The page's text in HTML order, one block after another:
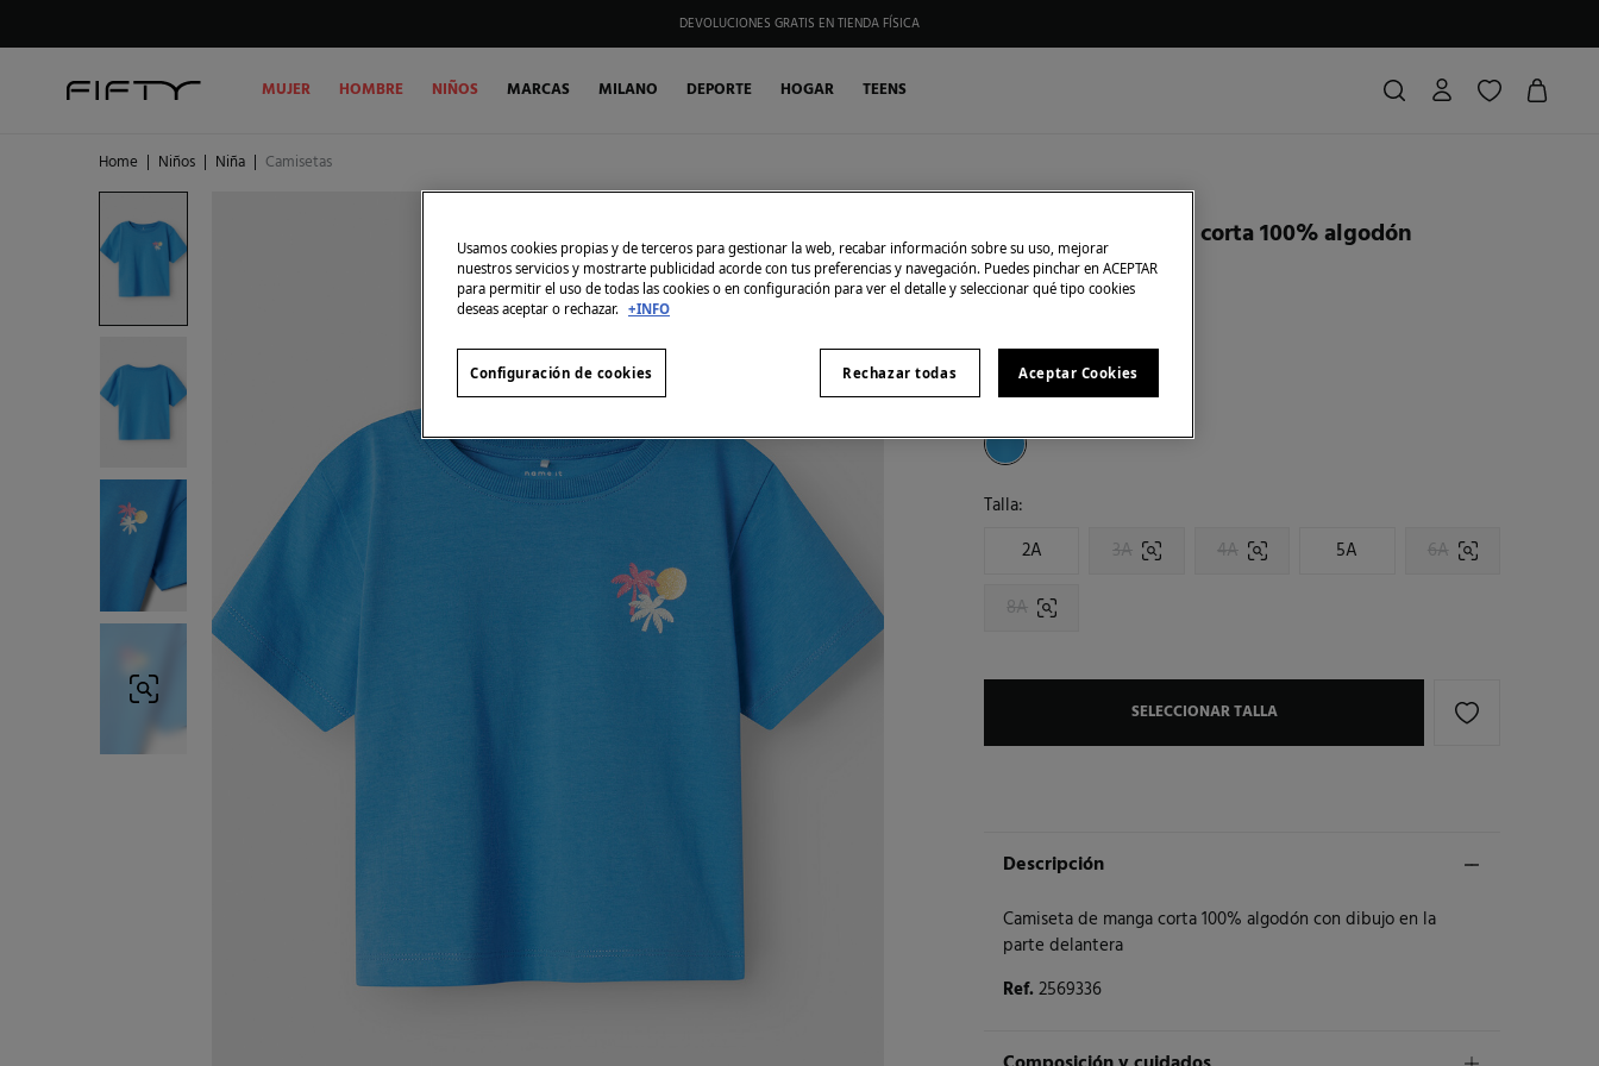
HAZTE SOCIO DE MY FIFTY CLUB Y RECIBE EXCLUSIVAS PROMOCIONES.
MUJER HOMBRE NIÑOS MARCAS MILANO DEPORTE HOGAR TEENS
Home | Niños | Niña | Camisetas
Camiseta de manga corta 100% algodón
7,99 €
Ahorras
30% EXTRA EN CESTA
Color:azul
Talla:
2A
3A 4A 5A
6A
8A
SELECCIONAR TALLA
Descripción
Camiseta de manga corta 100% algodón con dibujo en la
parte delantera
Ref.2569336
Usamos cookies propias y de terceros para gestionar la web, recabar información sobre su uso, mejorar
nuestros servicios y mostrarte publicidad acorde con tus preferencias y navegación. Puedes pinchar en ACEPTAR
para permitir el uso de todas las cookies o en configuración para ver el detalle y seleccionar qué tipo cookies
deseas aceptar o rechazar. +INFO
Rechazar todas Aceptar Cookies
Configuración de cookies